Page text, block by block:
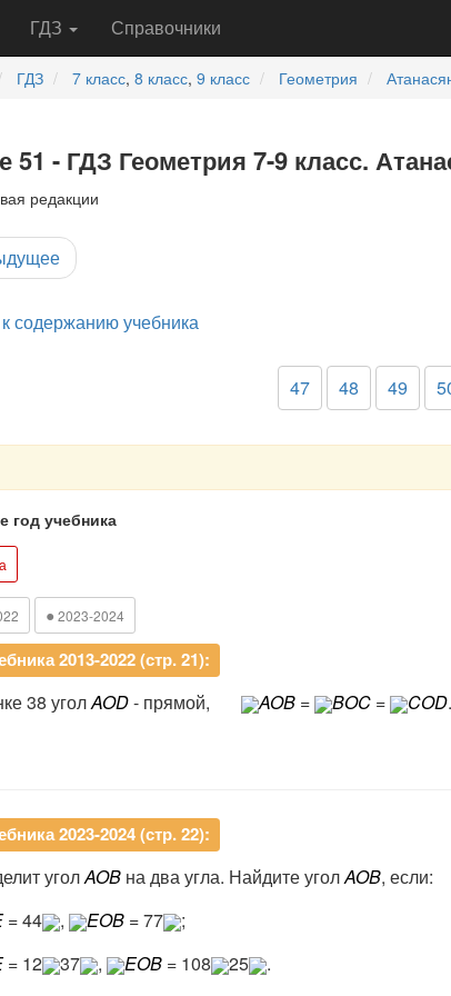
ГДЗ Справочники
ГДЗ 7 класс, 8 класс, 9 класс Геометрия
51 - ГДЗ Геометрия 7-9 класс.
редакции
содержанию учебника
47 48 49
год учебника
● 2023-2024
2013-2022 (стр. 21):
38 уголAOD- прямой, AOB = BOC = COD
2023-2024 (стр. 22):
уголAOB на два угла. Найдите уголAOB, если:
= 44 , EOB = 77
;
= 12 37 , EOB = 108 25 .